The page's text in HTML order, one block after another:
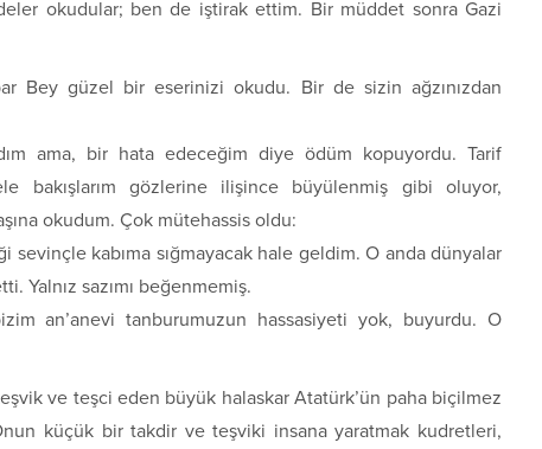
okudular; ben de iştirak ettim. Bir müddet sonra Gazi
Bey güzel bir eserinizi okudu. Bir de sizin ağzınızdan
ama, bir hata edeceğim diye ödüm kopuyordu. Tarif
bakışlarım gözlerine ilişince büyülenmiş gibi oluyor,
okudum. Çok mütehassis oldu:
kabıma sığmayacak hale geldim. O anda dünyalar
Yalnız sazımı beğenmemiş.
an’anevi tanburumuzun hassasiyeti yok, buyurdu. O
ve teşci eden büyük halaskar Atatürk’ün paha biçilmez
küçük bir takdir ve teşviki insana yaratmak kudretleri,